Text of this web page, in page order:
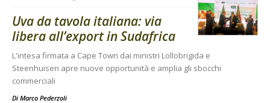
Uva da tavola italiana: via
libera all’export in Sudafrica
L'intesa firmata a Cape Town dai ministri Lollobrigida e
Steenhuisen apre nuove opportunità e amplia gli sbocchi
commerciali
Di Marco Pederzoli